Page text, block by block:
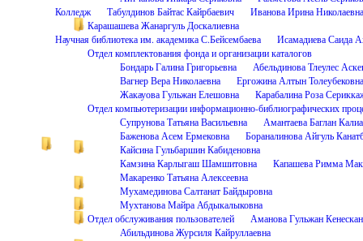
Колледж
Табулдинов Байтас Кайрбаевич
Иванова Ирина Николаевна
Карашашева Жанаргуль Доскалиевна
Научная библиотека им. академика С.Бейсембаева
Исамадиева Саида
Отдел комплектования фонда и организации каталогов
Бондарь Галина Григорьевна
Абельдинова Тлеулес
Вагнер Вера Николаевна
Ергожина Алтын Толеубековна
Жакауова Гульжан Елешовна
Карабалина Роза
Отдел компьютеризации информационно-библиографических
Супрунова Татьяна Васильевна
Амантаева Баглан
Баженова Асем Ермековна
Бораналинова Айгуль
Кайсина Гульбаршин Кабиденовна
Камзина Карлыгаш Шамшитовна
Капашева Римма
Макаренко Татьяна Алексеевна
Мухамединова Салтанат Байдыровна
Мухтанова Майра Абдыкалыковна
Отдел обслуживания пользователей
Аманова Гульжан
Абильдинова Журсиля Кайруллаевна